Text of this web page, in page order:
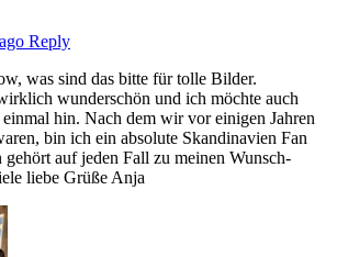
Reply
was sind das bitte für tolle Bilder.
wunderschön und ich möchte auch
hin. Nach dem wir vor einigen Jahren
bin ich ein absolute Skandinavien Fan
auf jeden Fall zu meinen Wunsch-
liebe Grüße Anja